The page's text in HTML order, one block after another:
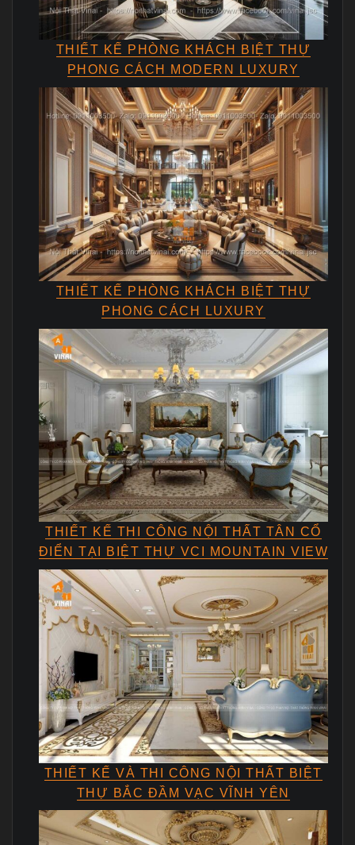
THIẾT KẾ PHÒNG KHÁCH BIỆT THỰ
PHONG CÁCH MODERN LUXURY
THIẾT KẾ PHÒNG KHÁCH BIỆT THỰ
PHONG CÁCH LUXURY
THIẾT KẾ THI CÔNG NỘI THẤT TÂN CỔ
ĐIỂN TẠI BIỆT THỰ VCI MOUNTAIN VIEW
THIẾT KẾ VÀ THI CÔNG NỘI THẤT BIỆT
THỰ BẮC ĐẦM VẠC VĨNH YÊN